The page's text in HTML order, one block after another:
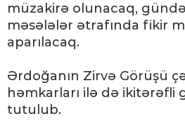
müzakirə olunacaq,
məsələlər ətrafında fikir
aparılacaq.
Ərdoğanın Zirvə Görüşü
həmkarları ilə də ikitərəfli
tutulub.